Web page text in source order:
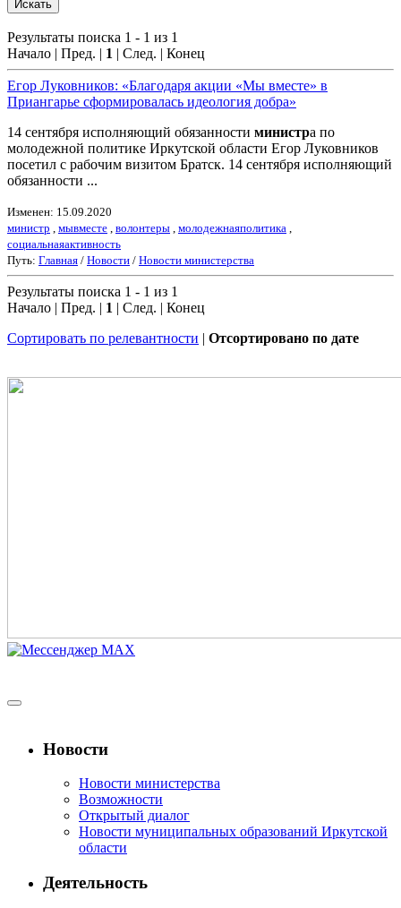
Результаты поиска 1 - 1 из 1
Начало | Пред. | 1 | След. | Конец
Егор Луковников: «Благодаря акции «Мы вместе» в
Приангарье сформировалась идеология добра»
14 сентября исполняющий обязанности министра по
молодежной политике Иркутской области Егор Луковников
посетил с рабочим визитом Братск. 14 сентября исполняющий
обязанности ...
Изменен: 15.09.2020
министр
мывместе волонтеры молодежнаяполитика
социальнаяактивность
Путь: Главная / Новости / Новости министерства
Результаты поиска 1 - 1 из 1
Начало | Пред. | 1 | След. | Конец
Сортировать по релевантности | Отсортировано по дате
Новости
Новости министерства
Возможности
Открытый диалог
Новости муниципальных образований Иркутской
области
Деятельность